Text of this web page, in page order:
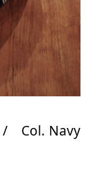
/ Col. Navy